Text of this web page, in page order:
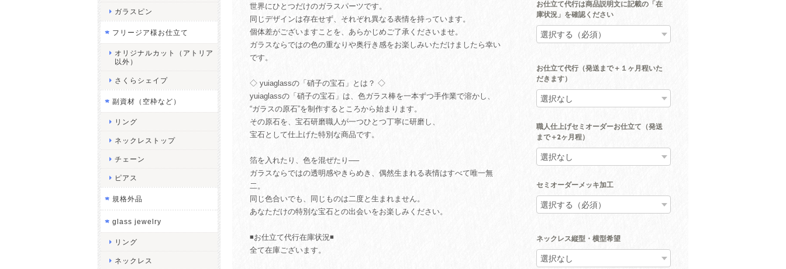
世界にひとつだけのガラスパーツです。
同じデザインは存在せず、それぞれ異なる表情を持っています。
個体差がございますことを、あらかじめご了承くださいませ。
ガラスならではの色の重なりや奥行き感をお楽しみいただけましたら幸い
です。
◇ yuiaglassの「硝子の宝石」とは？ ◇
yuiaglassの「硝子の宝石」は、色ガラス棒を一本ずつ手作業で溶かし、
“ガラスの原石”を制作するところから始まります。
その原石を、宝石研磨職人が一つひとつ丁寧に研磨し、
宝石として仕上げた特別な商品です。
箔を入れたり、色を混ぜたり──
ガラスならではの透明感やきらめき、偶然生まれる表情はすべて唯一無
二。
同じ色合いでも、同じものは二度と生まれません。
あなただけの特別な宝石との出会いをお楽しみください。
◾️お仕立て代行在庫状況◾️
全て在庫ございます。
お仕立て代行は商品説明文に記載の「在
庫状況」を確認ください
お仕立て代行（発送まで＋１ヶ月程いた
だきます）
職人仕上げセミオーダーお仕立て（発送
まで＋2ヶ月程）
セミオーダーメッキ加工
ネックレス縦型・横型希望
ガラスピン
フリージア様お仕立て
オリジナルカット（アトリア
以外）
さくらシェイプ
副資材（空枠など）
リング
ネックレストップ
チェーン
ピアス
規格外品
glass jewelry
リング
ネックレス